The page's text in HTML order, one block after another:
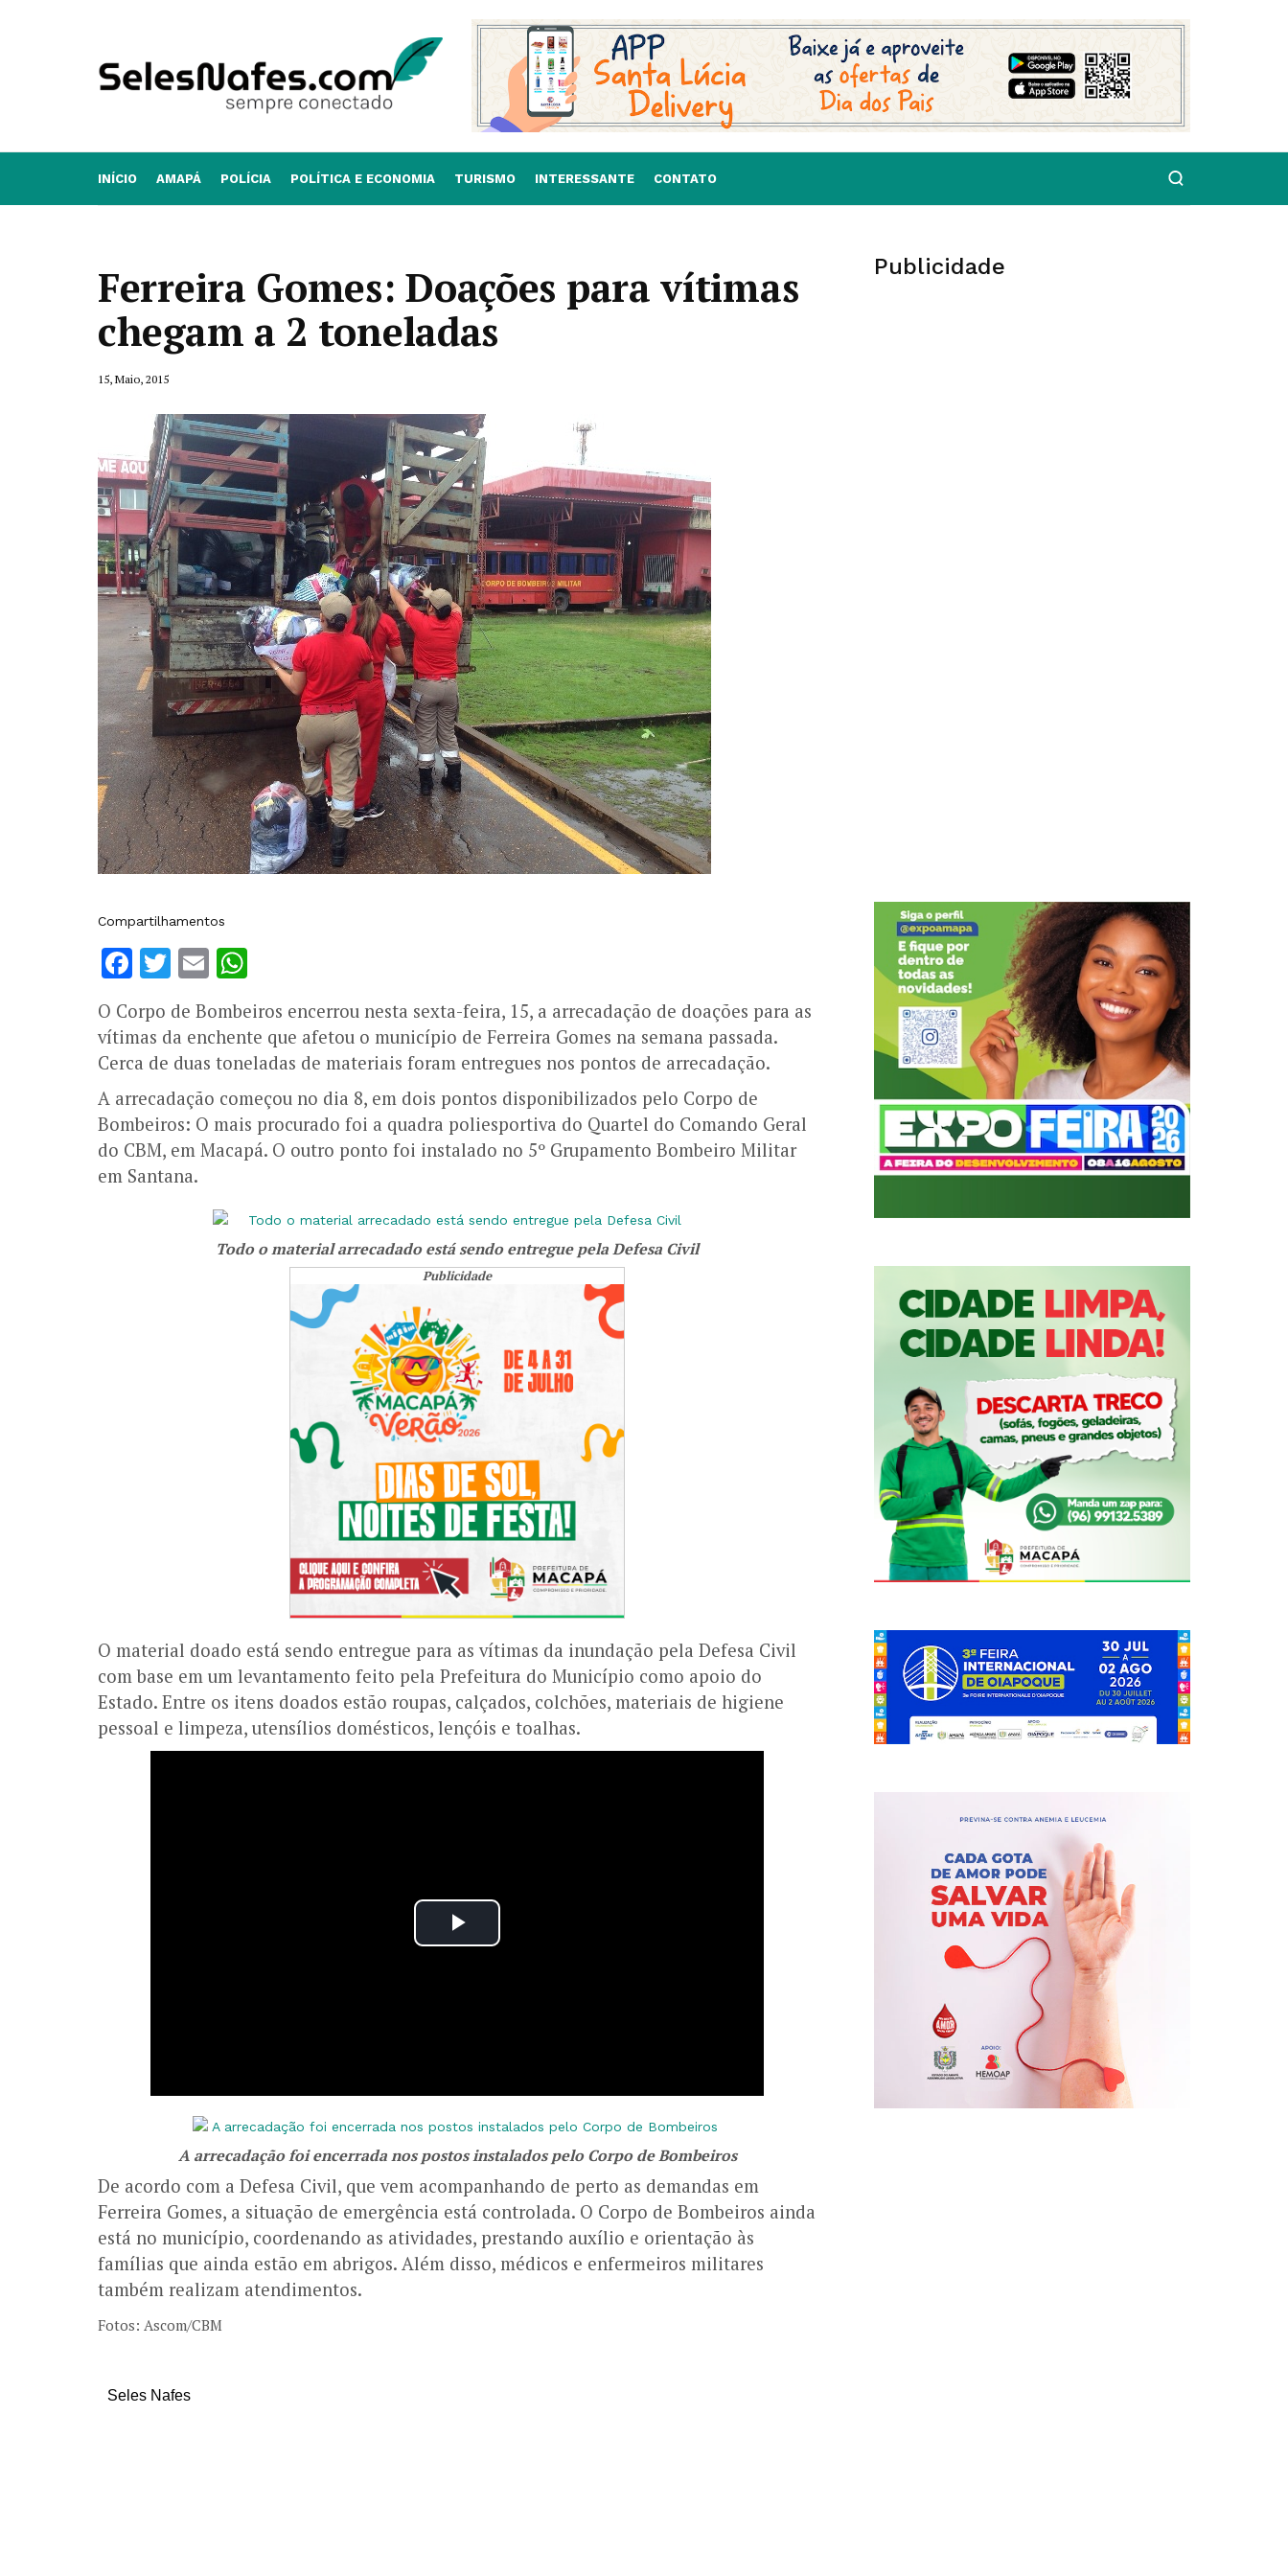
INÍCIO AMAPÁ POLÍCIA POLÍTICA E ECONOMIA TURISMO INTERESSANTE CONTATO
Ferreira Gomes: Doações para vítimas
chegam a 2 toneladas
15, Maio, 2015
Compartilhamentos
Facebook
Twitter
Email
O Corpo de Bombeiros encerrou nesta sexta-feira, 15, a arrecadação de doações para as
vítimas da enchente que afetou o município de Ferreira Gomes na semana passada.
Cerca de duas toneladas de materiais foram entregues nos pontos de arrecadação.
A arrecadação começou no dia 8, em dois pontos disponibilizados pelo Corpo de
Bombeiros: O mais procurado foi a quadra poliesportiva do Quartel do Comando Geral
do CBM, em Macapá. O outro ponto foi instalado no 5º Grupamento Bombeiro Militar
em Santana.
Todo o material arrecadado está sendo entregue pela Defesa Civil
Publicidade
O material doado está sendo entregue para as vítimas da inundação pela Defesa Civil
com base em um levantamento feito pela Prefeitura do Município como apoio do
Estado. Entre os itens doados estão roupas, calçados, colchões, materiais de higiene
pessoal e limpeza, utensílios domésticos, lençóis e toalhas.
A arrecadação foi encerrada nos postos instalados pelo Corpo de Bombeiros
De acordo com a Defesa Civil, que vem acompanhando de perto as demandas em
Ferreira Gomes, a situação de emergência está controlada. O Corpo de Bombeiros ainda
está no município, coordenando as atividades, prestando auxílio e orientação às
famílias que ainda estão em abrigos. Além disso, médicos e enfermeiros militares
também realizam atendimentos.
Fotos: Ascom/CBM
Seles Nafes
Publicidade